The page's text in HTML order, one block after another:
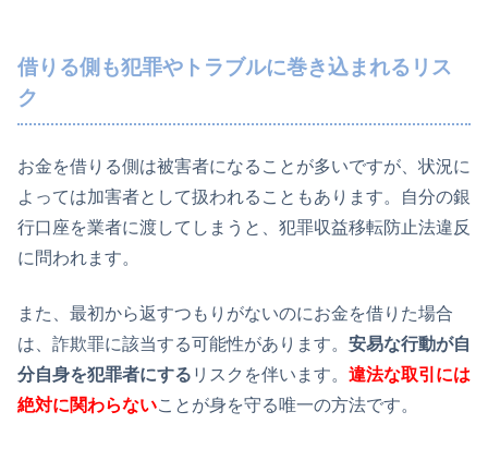
借りる側も犯罪やトラブルに巻き込まれるリス
ク
お金を借りる側は被害者になることが多いですが、状況に
よっては加害者として扱われることもあります。自分の銀
行口座を業者に渡してしまうと、犯罪収益移転防止法違反
に問われます。
また、最初から返すつもりがないのにお金を借りた場合
は、詐欺罪に該当する可能性があります。 安易な行動が自
分自身を犯罪者にする リスクを伴います。 違法な取引には
絶対に関わらないことが身を守る唯一の方法です。